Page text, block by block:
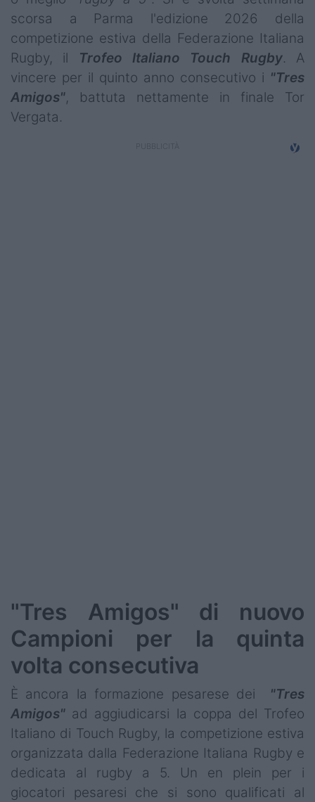
Campionati
Serie A
Serie B
Serie C
scorsa a Parma l'edizione 2026 della
competizione estiva della Federazione Italiana
Rugby, il Trofeo Italiano Touch Rugby. A
vincere per il quinto anno consecutivo i "Tres
Amigos", battuta nettamente in finale Tor
Vergata.
"Tres Amigos" di nuovo
Campioni per la quinta
volta consecutiva
È ancora la formazione pesarese dei "Tres
Amigos" ad aggiudicarsi la coppa del Trofeo
Italiano di Touch Rugby, la competizione estiva
organizzata dalla Federazione Italiana Rugby e
dedicata al rugby a 5. Un en plein per i
giocatori pesaresi che si sono qualificati al